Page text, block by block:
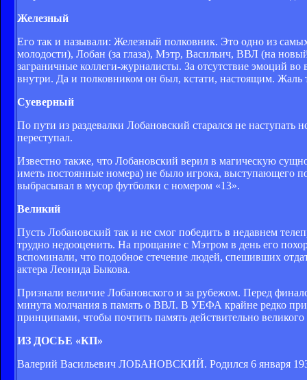
Железный
Его так и называли: Железный полковник. Это одно из
молодости), Лобан (за глаза), Мэтр, Васильич, ВВЛ (на
заграничные коллеги-журналисты. За отсутствие эмоций
внутри. Да и полковником он был, кстати, настоящим. Жаль
Суеверный
По пути из раздевалки Лобановский старался не
переступал.
Известно также, что Лобановский верил в магическую
иметь постоянные номера) не было игрока, выступающего
выбрасывал в мусор футболки с номером «13».
Великий
Пусть Лобановский так и не смог победить в недавнем
трудно недооценить. На прощание с Мэтром в день его
вспоминали, что подобное стечение людей, спешивших
актера Леонида Быкова.
Признали величие Лобановского и за рубежом. Перед
минута молчания в память о ВВЛ. В УЕФА крайне редко
принципами, чтобы почтить память действительно
ИЗ ДОСЬЕ «КП»
Валерий Васильевич ЛОБАНОВСКИЙ. Родился 6 января